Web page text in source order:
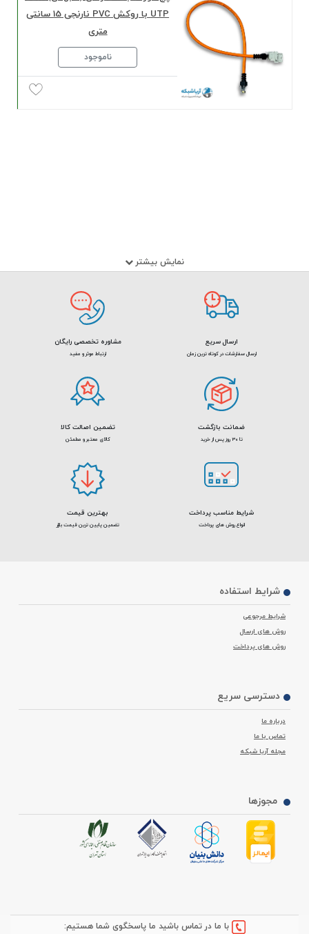
UTP با روکش PVC نارنجی 15 سانتی
متری
ناموجود
نمایش بیشتر
ارسال سریع
ارسال سفارشات در کوتاه ترین زمان
مشاوره تخصصی رایگان
ارتباط موثر و مفید
ضمانت بازگشت
تا 30 روز پس از خرید
تضمین اصالت کالا
کالای معتبر و مطمئن
شرایط مناسب پرداخت
انواع روش های پرداخت
بهترین قیمت
تضمین پایین ترین قیمت بازار
شرایط استفاده
شرایط مرجوعی
روش های ارسال
روش های پرداخت
دسترسی سریع
درباره ما
تماس با ما
مجله آریا شبکه
مجوزها
با ما در تماس باشید ما پاسخگوی شما هستیم: